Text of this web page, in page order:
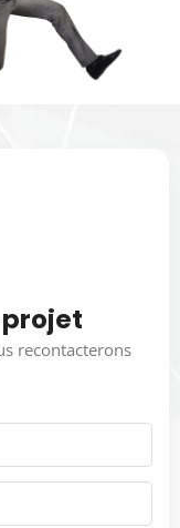
recontacterons